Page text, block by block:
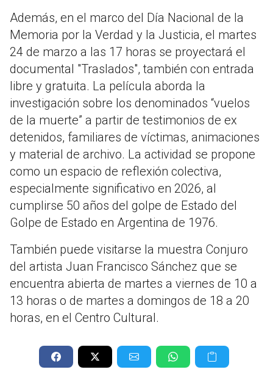
Además, en el marco del Día Nacional de la
Memoria por la Verdad y la Justicia, el martes
24 de marzo a las 17 horas se proyectará el
documental "Traslados", también con entrada
libre y gratuita. La película aborda la
investigación sobre los denominados “vuelos
de la muerte” a partir de testimonios de ex
detenidos, familiares de víctimas, animaciones
y material de archivo. La actividad se propone
como un espacio de reflexión colectiva,
especialmente significativo en 2026, al
cumplirse 50 años del golpe de Estado del
Golpe de Estado en Argentina de 1976.
También puede visitarse la muestra Conjuro
del artista Juan Francisco Sánchez que se
encuentra abierta de martes a viernes de 10 a
13 horas o de martes a domingos de 18 a 20
horas, en el Centro Cultural.